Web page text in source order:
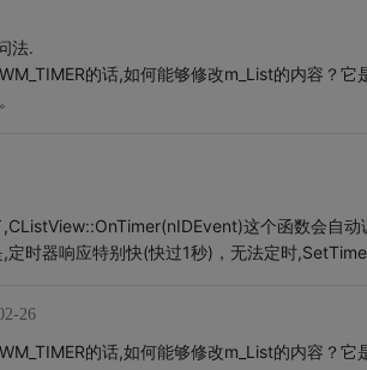
法.
的话,如何能够修改m_List的内容？
这个函数会自
定时器响应特别快(快过1秒)，无法定时
26
的话,如何能够修改m_List的内容？